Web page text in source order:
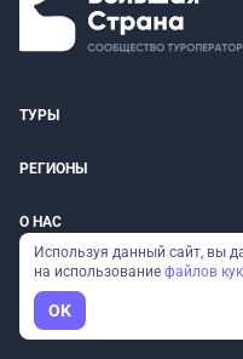
ТУРЫ
РЕГИОНЫ
О НАС
БЛОГ
КОНТАКТЫ
Используя данный сайт, вы
на использование файлов
OK